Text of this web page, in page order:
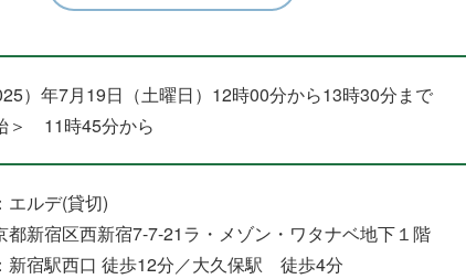
）年7月19日（土曜日）12時00分から13時30分まで
＞ 11時45分から
エルデ(貸切)
都新宿区西新宿7-7-21ラ・メゾン・ワタナベ地下１階
新宿駅西口 徒歩12分／大久保駅 徒歩4分